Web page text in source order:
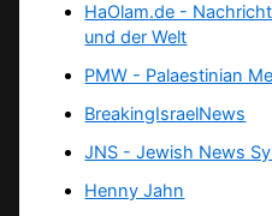
HaOlam.de -
und der Welt
PMW - Palaestinian
BreakingIsraelNews
JNS - Jewish News
Henny Jahn